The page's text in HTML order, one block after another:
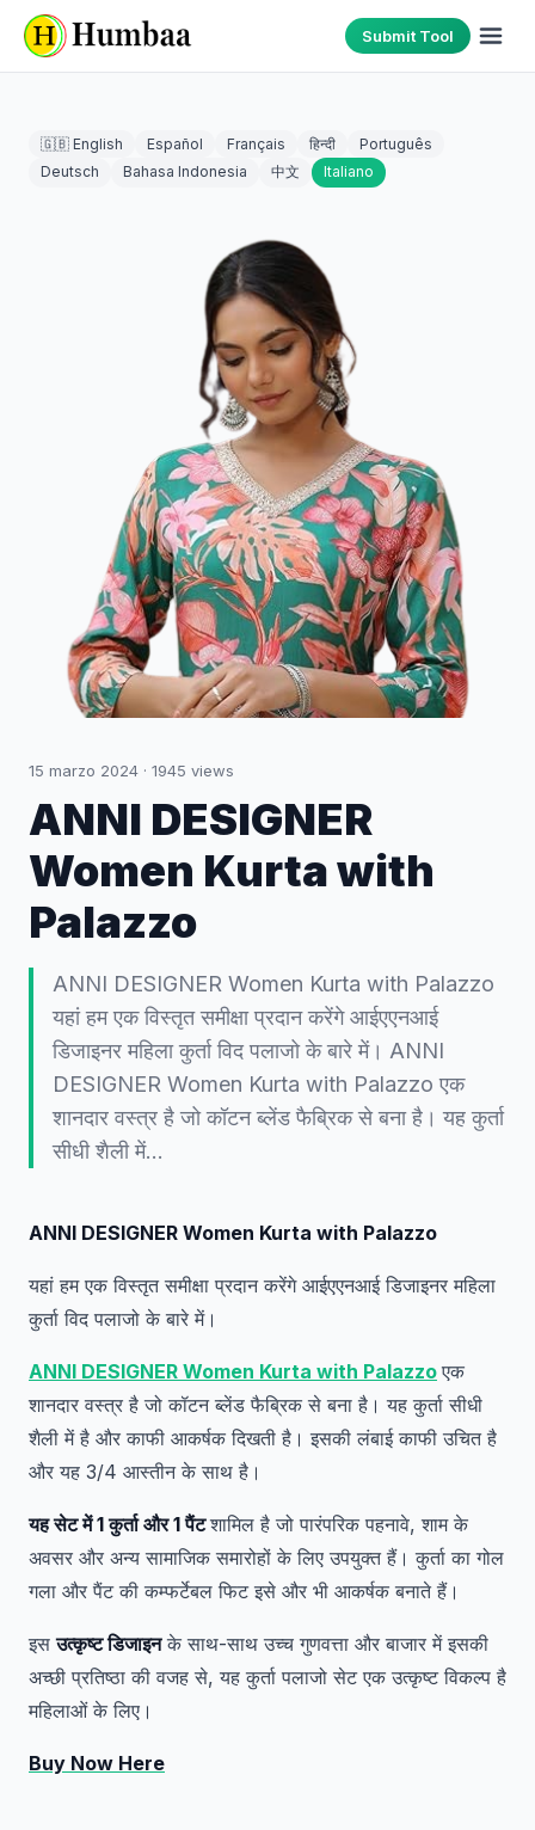
Submit Tool
🇬🇧 English Español Français हिन्दी
Português
Deutsch
Bahasa Indonesia 中文 Italiano
15 marzo 2024 · 1945 views
ANNI DESIGNER
Women Kurta with
Palazzo
ANNI DESIGNER Women Kurta with Palazzo
यहां हम एक विस्तृत समीक्षा प्रदान करेंगे आईएएनआई
डिजाइनर महिला कुर्ता विद पलाजो के बारे में। ANNI
DESIGNER Women Kurta with Palazzo एक
शानदार वस्त्र है जो कॉटन ब्लेंड फैब्रिक से बना है। यह कुर्ता
सीधी शैली में…
ANNI DESIGNER Women Kurta with Palazzo
यहां हम एक विस्तृत समीक्षा प्रदान करेंगे आईएएनआई डिजाइनर महिला
कुर्ता विद पलाजो के बारे में।
ANNI DESIGNER Women Kurta with Palazzo एक
शानदार वस्त्र है जो कॉटन ब्लेंड फैब्रिक से बना है। यह कुर्ता सीधी
शैली में है और काफी आकर्षक दिखती है। इसकी लंबाई काफी उचित है
और यह 3/4 आस्तीन के साथ है।
यह सेट में 1 कुर्ता और 1 पैंटशामिल है जो पारंपरिक पहनावे, शाम के
अवसर और अन्य सामाजिक समारोहों के लिए उपयुक्त हैं। कुर्ता का गोल
गला और पैंट की कम्फर्टेबल फिट इसे और भी आकर्षक बनाते हैं।
इसउत्कृष्ट डिजाइनके साथ-साथ उच्च गुणवत्ता और बाजार में इसकी
अच्छी प्रतिष्ठा की वजह से, यह कुर्ता पलाजो सेट एक उत्कृष्ट विकल्प है
महिलाओं के लिए।
Buy Now Here